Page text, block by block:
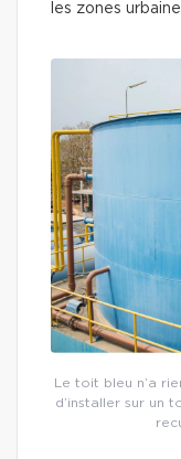
les zones
Le toit bleu n’a
d’installer sur un